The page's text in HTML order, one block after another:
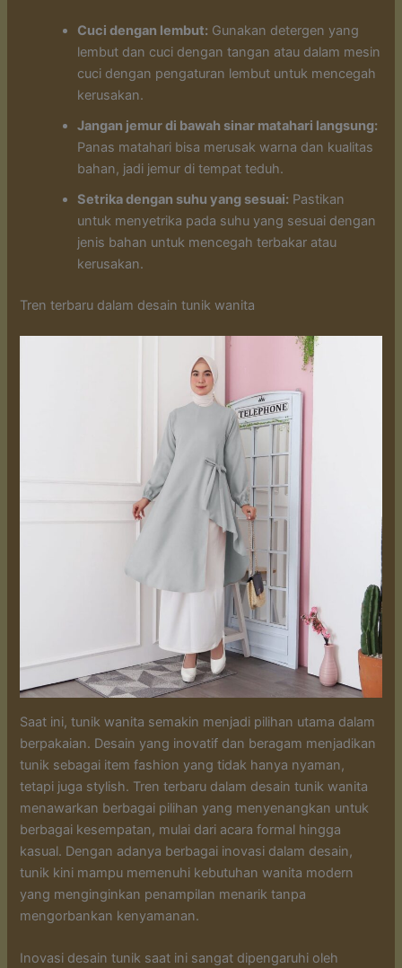
Cuci dengan lembut: Gunakan detergen yang
lembut dan cuci dengan tangan atau dalam mesin
cuci dengan pengaturan lembut untuk mencegah
kerusakan.
Jangan jemur di bawah sinar matahari langsung:
Panas matahari bisa merusak warna dan kualitas
bahan, jadi jemur di tempat teduh.
Setrika dengan suhu yang sesuai: Pastikan
untuk menyetrika pada suhu yang sesuai dengan
jenis bahan untuk mencegah terbakar atau
kerusakan.
Tren terbaru dalam desain tunik wanita
Saat ini, tunik wanita semakin menjadi pilihan utama dalam
berpakaian. Desain yang inovatif dan beragam menjadikan
tunik sebagai item fashion yang tidak hanya nyaman,
tetapi juga stylish. Tren terbaru dalam desain tunik wanita
menawarkan berbagai pilihan yang menyenangkan untuk
berbagai kesempatan, mulai dari acara formal hingga
kasual. Dengan adanya berbagai inovasi dalam desain,
tunik kini mampu memenuhi kebutuhan wanita modern
yang menginginkan penampilan menarik tanpa
mengorbankan kenyamanan.
Inovasi desain tunik saat ini sangat dipengaruhi oleh